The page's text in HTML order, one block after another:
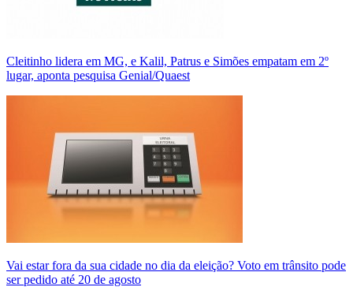
Cleitinho lidera em MG, e Kalil, Patrus e Simões empatam em 2º
lugar, aponta pesquisa Genial/Quaest
Vai estar fora da sua cidade no dia da eleição? Voto em trânsito pode
ser pedido até 20 de agosto